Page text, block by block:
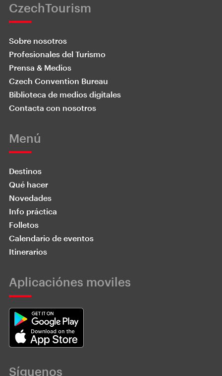
CzechTourism
Sobre nosotros
Profesionales del Turismo
Prensa & Medios
Czech Convention Bureau
Biblioteca de medios digitales
Contacta con nosotros
Menú
Destinos
Qué hacer
Novedades
Info práctica
Folletos
Calendario de eventos
Itinerarios
Aplicaciónes moviles
Síguenos